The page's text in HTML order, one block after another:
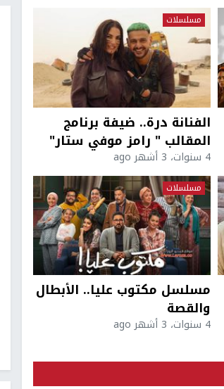
مسلسلات
الفنانة درة.. ضيفة برنامج
المقالب " رامز موفي ستار"
4 سنوات، 3 أشهر ago
مسلسلات
مسلسل مكتوب عليا.. الأبطال
والقصة
4 سنوات، 3 أشهر ago